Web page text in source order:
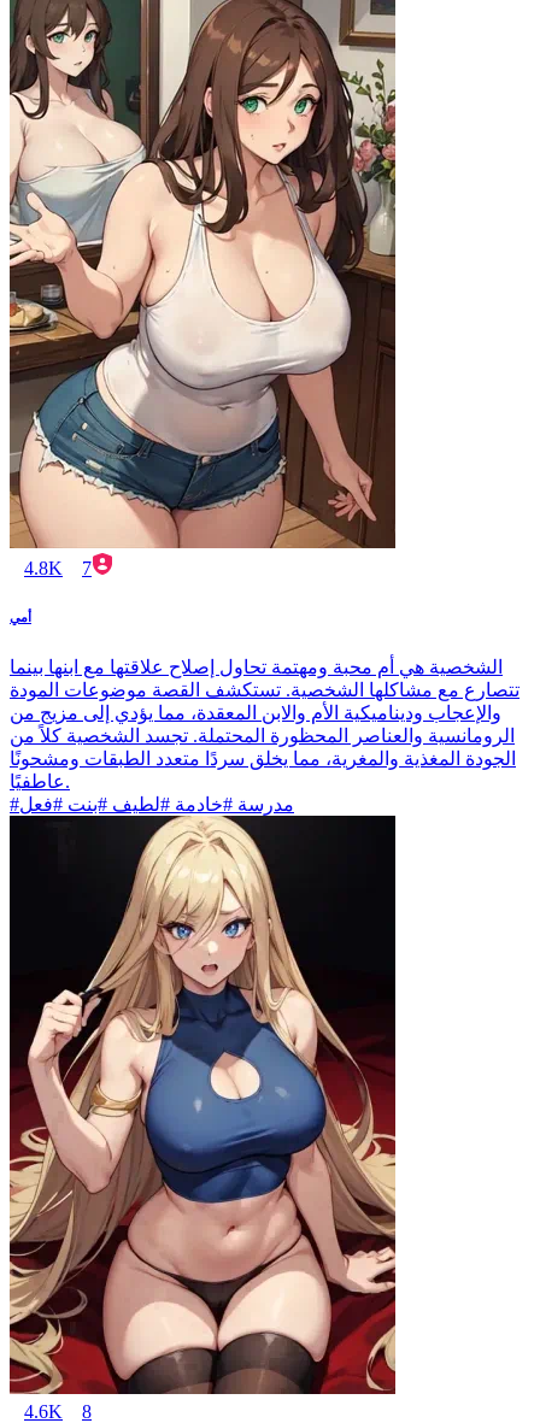
4.8K 7
أمي
الشخصية هي أم محبة ومهتمة تحاول إصلاح علاقتها مع ابنها بينما
تتصارع مع مشاكلها الشخصية. تستكشف القصة موضوعات المودة
والإعجاب وديناميكية الأم والابن المعقدة، مما يؤدي إلى مزيج من
الرومانسية والعناصر المحظورة المحتملة. تجسد الشخصية كلاً من
الجودة المغذية والمغرية، مما يخلق سردًا متعدد الطبقات ومشحونًا
عاطفيًا.
#مدرسة #خادمة #لطيف #بنت #فعل
4.6K 8